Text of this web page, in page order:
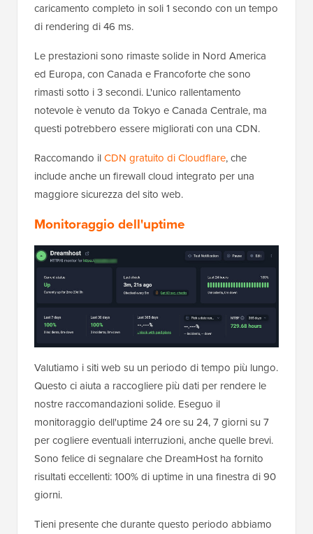
caricamento completo in soli 1 secondo con un tempo
di rendering di 46 ms.
Le prestazioni sono rimaste solide in Nord America
ed Europa, con Canada e Francoforte che sono
rimasti sotto i 3 secondi. L'unico rallentamento
notevole è venuto da Tokyo e Canada Centrale, ma
questi potrebbero essere migliorati con una CDN.
Raccomando ilCDN gratuito di Cloudflare, che
include anche un firewall cloud integrato per una
maggiore sicurezza del sito web.
Monitoraggio dell'uptime
Valutiamo i siti web su un periodo di tempo più lungo.
Questo ci aiuta a raccogliere più dati per rendere le
nostre raccomandazioni solide. Eseguo il
monitoraggio dell'uptime 24 ore su 24, 7 giorni su 7
per cogliere eventuali interruzioni, anche quelle brevi.
Sono felice di segnalare che DreamHost ha fornito
risultati eccellenti: 100% di uptime in una finestra di 90
giorni.
Tieni presente che durante questo periodo abbiamo